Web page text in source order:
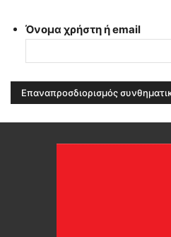
Όνομα χρήστη ή email